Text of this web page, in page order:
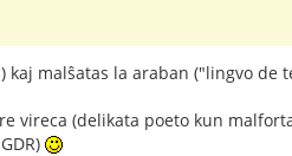
malŝatas la araban ("lingvo de
vireca (delikata poeto kun